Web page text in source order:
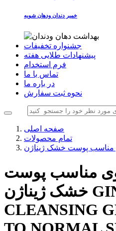
خمیر دندان ودهان شویه
جشنواره تخفیفات
پیشنهادات طلایی هفته
فرم استخدام
تماس با ما
در باره ما
نحوه ثبت سفارش
صفحه اصلی
تمام محصولات
پوست خشک ژیناژن
مناسب پوست
CLEANSING